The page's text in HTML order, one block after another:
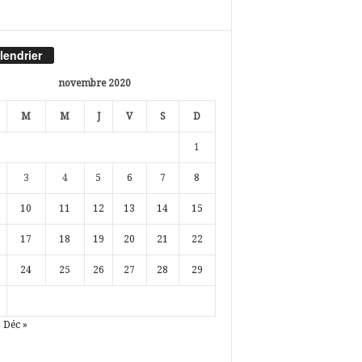
novembre 2020
M M J V S D
1
3 4 5 6 7 8
10 11 12 13 14 15
17 18 19 20 21 22
24 25 26 27 28 29
Déc »